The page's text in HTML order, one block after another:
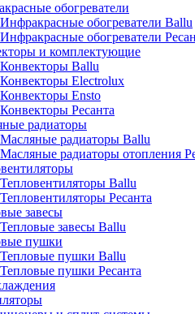
обогреватели
Инфракрасные обогреватели Ballu
Инфракрасные обогреватели
и комплектующие
Конвекторы Ballu
Конвекторы Electrolux
Конвекторы Ensto
Конвекторы Ресанта
радиаторы
Масляные радиаторы Ballu
Масляные радиаторы отопления
Тепловентиляторы Ballu
Тепловентиляторы Ресанта
завесы
Тепловые завесы Ballu
пушки
Тепловые пушки Ballu
Тепловые пушки Ресанта